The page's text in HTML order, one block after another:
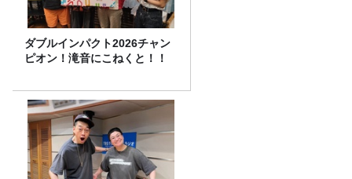
ダブルインパクト2026チャン
ピオン！滝音にこねくと！！